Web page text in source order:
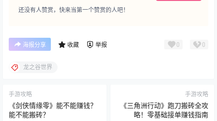
还没有人赞赏，快来当第一个赞赏的人吧！
海报分享 收藏 举报 0 0
龙之谷世界
手游攻略
《剑侠情缘零》能不能赚钱？
能不能搬砖？
手游攻略
《三角洲行动》跑刀搬砖全攻
略！零基础接单赚钱指南